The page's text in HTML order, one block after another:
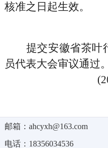
核准之日起生效。
提交安徽省茶叶
员代表大会审议通过。
(2020年
邮箱：ahcyxh@163.com
电话：18356034536